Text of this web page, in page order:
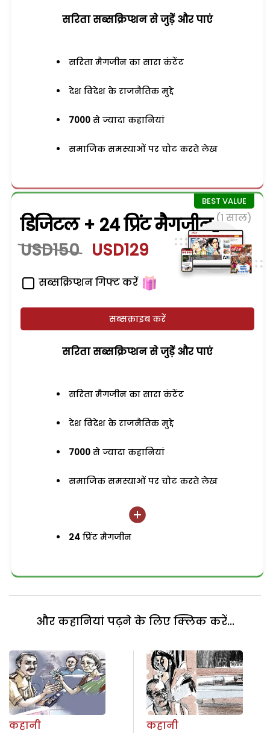
सरिता सब्सक्रिप्शन से जुड़ेें और पाएं
सरिता मैगजीन का सारा कंटेंट
देश विदेश के राजनैतिक मुद्दे
7000 से ज्यादा कहानियां
समाजिक समस्याओं पर चोट करते लेख
डिजिटल + 24 प्रिंट मैगजीन (1 साल)
USD150 USD129
सब्सक्रिप्शन गिफ्ट करें
सब्सक्राइब करें
सरिता सब्सक्रिप्शन से जुड़ेें और पाएं
सरिता मैगजीन का सारा कंटेंट
देश विदेश के राजनैतिक मुद्दे
7000 से ज्यादा कहानियां
समाजिक समस्याओं पर चोट करते लेख
24 प्रिंट मैगजीन
और कहानियां पढ़ने के लिए क्लिक करें...
कहानी
कहानी